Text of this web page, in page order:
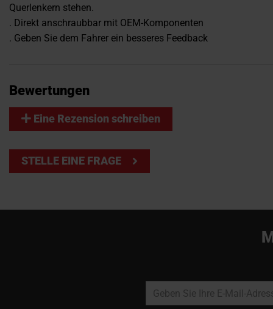
Querlenkern stehen.
. Direkt anschraubbar mit OEM-Komponenten
. Geben Sie dem Fahrer ein besseres Feedback
Bewertungen
Eine Rezension schreiben
STELLE EINE FRAGE